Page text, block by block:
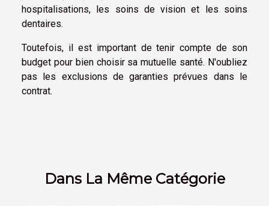
hospitalisations, les soins de vision et les soins
dentaires.
Toutefois, il est important de tenir compte de son
budget pour bien choisir sa mutuelle santé. N'oubliez
pas les exclusions de garanties prévues dans le
contrat.
Dans La Même Catégorie